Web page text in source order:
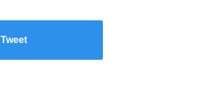
Tweet